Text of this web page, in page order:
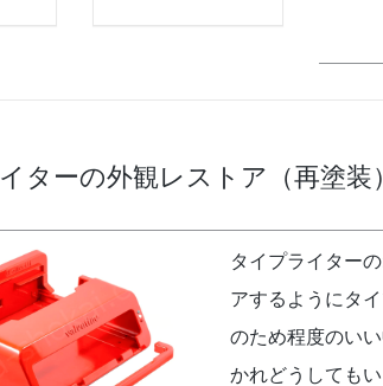
ターの外観レストア（再塗装）
タイプライター
アするようにタ
のため程度のい
かれどうしても